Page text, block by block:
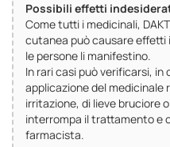
Possibili effetti
Come tutti i medicinali,
cutanea può causare
le persone li manifestino.
In rari casi può verificarsi,
applicazione del medicinale
irritazione, di lieve bruciore
interrompa il trattamento e
farmacista.